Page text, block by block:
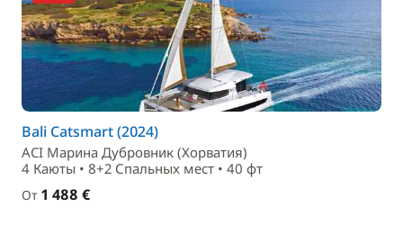
Bali Catsmart (2024)
ACI Марина Дубровник (Хорватия)
4 Каюты • 8+2 Спальныx мест • 40 фт
От 1 488 €